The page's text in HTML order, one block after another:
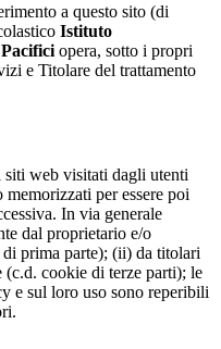
a questo sito (di
Istituto
opera, sotto i propri
e Titolare del trattamento
web visitati dagli utenti
per essere poi
In via generale
dal proprietario e/o
prima parte); (ii) da titolari
(c.d. cookie di terze parti); le
e sul loro uso sono reperibili